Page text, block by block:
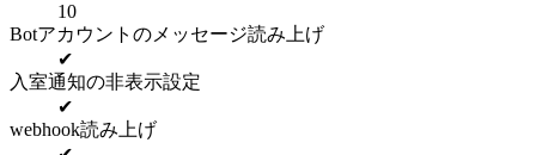
10
Botアカウントのメッセージ読み上げ
✔
入室通知の非表示設定
✔
webhook読み上げ